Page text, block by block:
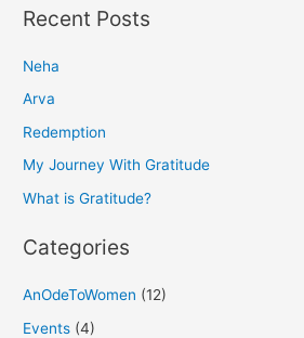
a
c
h
f
o
Recent Posts
Neha
Arva
Redemption
My Journey With Gratitude
What is Gratitude?
Categories
AnOdeToWomen (12)
Events (4)